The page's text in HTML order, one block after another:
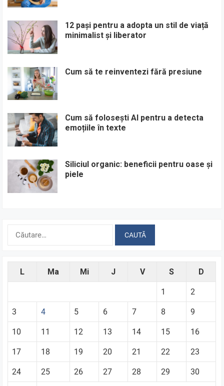
12 pași pentru a adopta un stil de viață
minimalist și liberator
Cum să te reinventezi fără presiune
Cum să folosești AI pentru a detecta
emoțiile în texte
Siliciul organic: beneficii pentru oase și
piele
L Ma Mi J V S D
1 2
3 4 5 6 7 8 9
10 11 12 13 14 15 16
17 18 19 20 21 22 23
24 25 26 27 28 29 30